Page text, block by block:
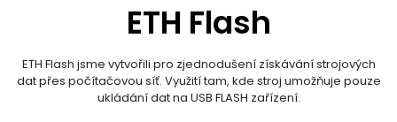
ETH Flash
ETH Flash jsme vytvořili pro zjednodušení získávání strojových
dat přes počítačovou síť. Využití tam, kde stroj umožňuje pouze
ukládání dat na USB FLASH zařízení.